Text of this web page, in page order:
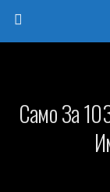
Само За